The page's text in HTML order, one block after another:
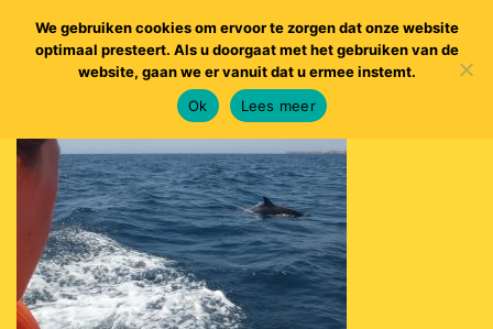
We gebruiken cookies om ervoor te zorgen dat onze website
optimaal presteert. Als u doorgaat met het gebruiken van de
website, gaan we er vanuit dat u ermee instemt.
Ok
Lees meer